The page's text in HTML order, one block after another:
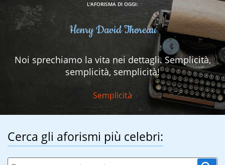
L'AFORISMA DI OGGI:
Henry David Thoreau
Noi sprechiamo la vita nei dettagli. Semplicità,
semplicità, semplicità!
Semplicità
Cerca gli aforismi più celebri: